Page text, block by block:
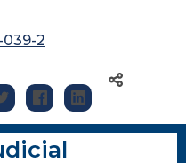
039-2